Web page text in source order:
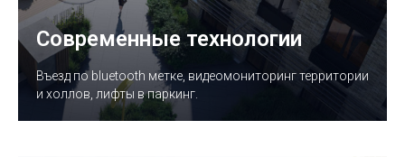
Современные технологии
Въезд по bluetooth метке, видеомониторинг территории
и холлов, лифты в паркинг.